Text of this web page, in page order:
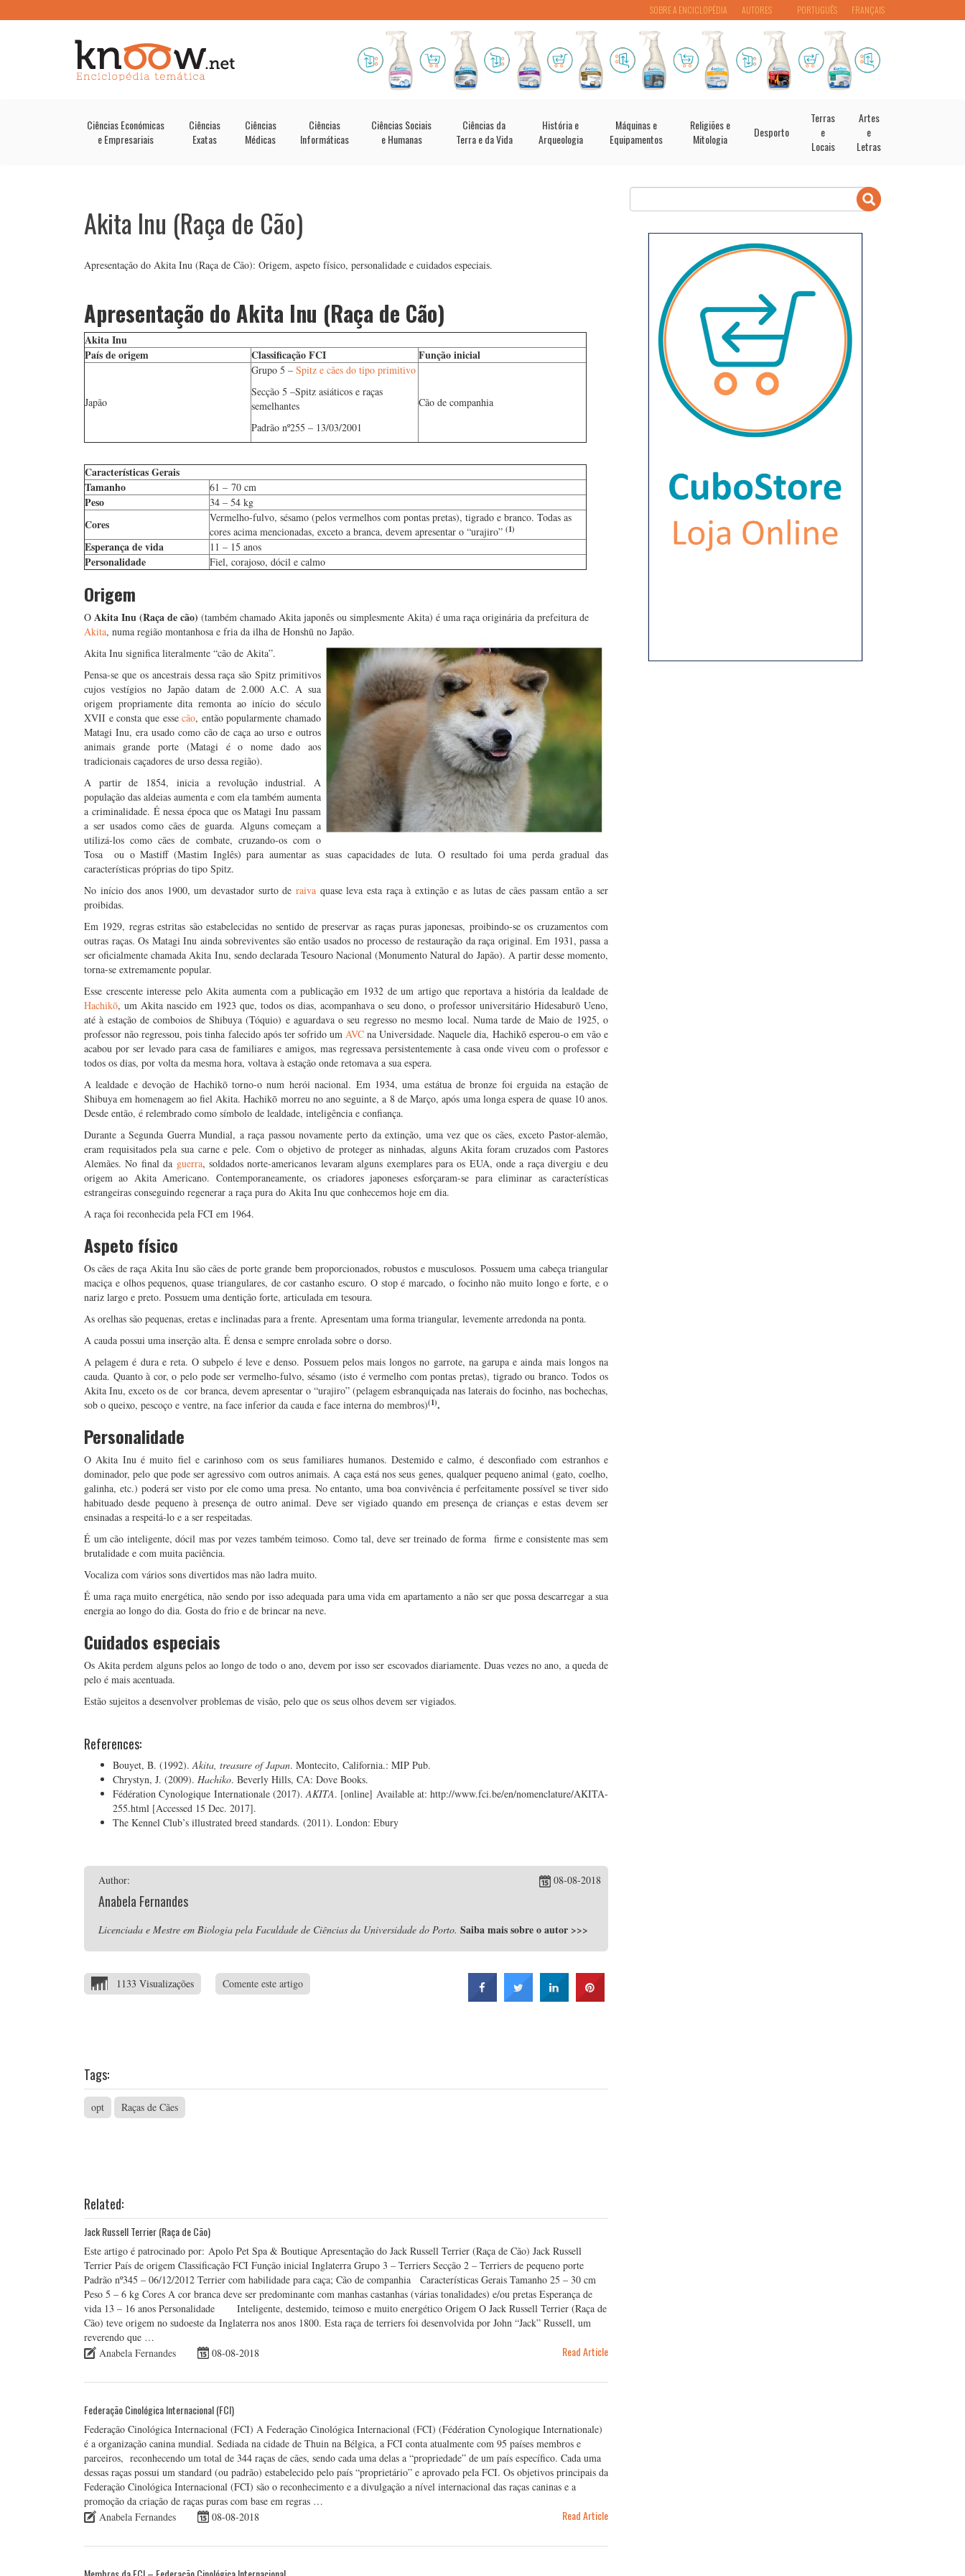
PORTUGUÊS FRANÇAIS
SOBRE A ENCICLOPÉDIA AUTORES
Ciências Económicas
e Empresariais
Ciências
Exatas
Ciências
Médicas
Ciências
Informáticas
Ciências Sociais
e Humanas
Ciências da
Terra e da Vida
História e
Arqueologia
Máquinas e
Equipamentos
Religiões e
Mitologia
Desporto
Terras
e
Locais
Artes
e
Letras
Akita Inu (Raça de Cão)
Apresentação do Akita Inu (Raça de Cão): Origem, aspeto físico, personalidade e cuidados especiais.
Apresentação do Akita Inu (Raça de Cão)
Akita Inu
País de origem
Classificação FCI Função inicial
Japão
Grupo 5 – Spitz e cães do tipo primitivo
Secção 5 –Spitz asiáticos e raças
semelhantes
Padrão nº255 – 13/03/2001
Cão de companhia
Características Gerais
Tamanho
61 – 70 cm
Peso 34 – 54 kg
Cores
Vermelho-fulvo, sésamo (pelos vermelhos com pontas pretas), tigrado e branco. Todas as
cores acima mencionadas, exceto a branca, devem apresentar o “urajiro” (1)
Esperança de vida 11 – 15 anos
Personalidade Fiel, corajoso, dócil e calmo
Origem
O Akita Inu (Raça de cão) (também chamado Akita japonês ou simplesmente Akita) é uma raça originária da prefeitura de
Akita, numa região montanhosa e fria da ilha de Honshū no Japão.
Akita Inu significa literalmente “cão de Akita”.
Pensa-se que os ancestrais dessa raça são Spitz primitivos
cujos vestígios no Japão datam de 2.000 A.C. A sua
origem propriamente dita remonta ao início do século
XVII e consta que essecão, então popularmente chamado
Matagi Inu, era usado como cão de caça ao urso e outros
animais grande porte (Matagi é o nome dado aos
tradicionais caçadores de urso dessa região).
A partir de 1854, inicia a revolução industrial. A
população das aldeias aumenta e com ela também aumenta
a criminalidade. É nessa época que os Matagi Inu passam
a ser usados como cães de guarda. Alguns começam a
utilizá-los como cães de combate, cruzando-os com o
Tosa ou o Mastiff (Mastim Inglês) para aumentar as suas capacidades de luta. O resultado foi uma perda gradual das
características próprias do tipo Spitz.
No início dos anos 1900, um devastador surto de raiva quase leva esta raça à extinção e as lutas de cães passam então a ser
proibidas.
Em 1929, regras estritas são estabelecidas no sentido de preservar as raças puras japonesas, proibindo-se os cruzamentos com
outras raças. Os Matagi Inu ainda sobreviventes são então usados no processo de restauração da raça original. Em 1931, passa a
ser oficialmente chamada Akita Inu, sendo declarada Tesouro Nacional (Monumento Natural do Japão). A partir desse momento,
torna-se extremamente popular.
Esse crescente interesse pelo Akita aumenta com a publicação em 1932 de um artigo que reportava a história da lealdade de
Hachikō, um Akita nascido em 1923 que, todos os dias, acompanhava o seu dono, o professor universitário Hidesaburō Ueno,
até à estação de comboios de Shibuya (Tóquio) e aguardava o seu regresso no mesmo local. Numa tarde de Maio de 1925, o
professor não regressou, pois tinha falecido após ter sofrido umAVC na Universidade. Naquele dia, Hachikō esperou-o em vão e
acabou por ser levado para casa de familiares e amigos, mas regressava persistentemente à casa onde viveu com o professor e
todos os dias, por volta da mesma hora, voltava à estação onde retomava a sua espera.
A lealdade e devoção de Hachikō torno-o num herói nacional. Em 1934, uma estátua de bronze foi erguida na estação de
Shibuya em homenagem ao fiel Akita. Hachikō morreu no ano seguinte, a 8 de Março, após uma longa espera de quase 10 anos.
Desde então, é relembrado como símbolo de lealdade, inteligência e confiança.
Durante a Segunda Guerra Mundial, a raça passou novamente perto da extinção, uma vez que os cães, exceto Pastor-alemão,
eram requisitados pela sua carne e pele. Com o objetivo de proteger as ninhadas, alguns Akita foram cruzados com Pastores
Alemães. No final da guerra, soldados norte-americanos levaram alguns exemplares para os EUA, onde a raça divergiu e deu
origem ao Akita Americano. Contemporaneamente, os criadores japoneses esforçaram-se para eliminar as características
estrangeiras conseguindo regenerar a raça pura do Akita Inu que conhecemos hoje em dia.
A raça foi reconhecida pela FCI em 1964.
Aspeto físico
Os cães de raça Akita Inu são cães de porte grande bem proporcionados, robustos e musculosos. Possuem uma cabeça triangular
maciça e olhos pequenos, quase triangulares, de cor castanho escuro. O stop é marcado, o focinho não muito longo e forte, e o
nariz largo e preto. Possuem uma dentição forte, articulada em tesoura.
As orelhas são pequenas, eretas e inclinadas para a frente. Apresentam uma forma triangular, levemente arredonda na ponta.
A cauda possui uma inserção alta. É densa e sempre enrolada sobre o dorso.
A pelagem é dura e reta. O subpelo é leve e denso. Possuem pelos mais longos no garrote, na garupa e ainda mais longos na
cauda. Quanto à cor, o pelo pode ser vermelho-fulvo, sésamo (isto é vermelho com pontas pretas), tigrado ou branco. Todos os
Akita Inu, exceto os de cor branca, devem apresentar o “urajiro” (pelagem esbranquiçada nas laterais do focinho, nas bochechas,
sob o queixo, pescoço e ventre, na face inferior da cauda e face interna do membros)(1).
Personalidade
O Akita Inu é muito fiel e carinhoso com os seus familiares humanos. Destemido e calmo, é desconfiado com estranhos e
dominador, pelo que pode ser agressivo com outros animais. A caça está nos seus genes, qualquer pequeno animal (gato, coelho,
galinha, etc.) poderá ser visto por ele como uma presa. No entanto, uma boa convivência é perfeitamente possível se tiver sido
habituado desde pequeno à presença de outro animal. Deve ser vigiado quando em presença de crianças e estas devem ser
ensinadas a respeitá-lo e a ser respeitadas.
É um cão inteligente, dócil mas por vezes também teimoso. Como tal, deve ser treinado de forma firme e consistente mas sem
brutalidade e com muita paciência.
Vocaliza com vários sons divertidos mas não ladra muito.
É uma raça muito energética, não sendo por isso adequada para uma vida em apartamento a não ser que possa descarregar a sua
energia ao longo do dia. Gosta do frio e de brincar na neve.
Cuidados especiais
Os Akita perdem alguns pelos ao longo de todo o ano, devem por isso ser escovados diariamente. Duas vezes no ano, a queda de
pelo é mais acentuada.
Estão sujeitos a desenvolver problemas de visão, pelo que os seus olhos devem ser vigiados.
References:
Bouyet, B. (1992).Akita, treasure of Japan. Montecito, California.: MIP Pub.
Chrystyn, J. (2009). Hachiko. Beverly Hills, CA: Dove Books.
Fédération Cynologique Internationale (2017).AKITA. [online] Available at: http://www.fci.be/en/nomenclature/AKITA-
255.html [Accessed 15 Dec. 2017].
The Kennel Club’s illustrated breed standards. (2011). London: Ebury
Author:
Anabela Fernandes
08-08-2018
Licenciada e Mestre em Biologia pela Faculdade de Ciências da Universidade do Porto. Saiba mais sobre o autor >>>
1133 Visualizações Comente este artigo
Tags:
opt Raças de Cães
Related:
Jack Russell Terrier (Raça de Cão)
Este artigo é patrocinado por: Apolo Pet Spa & Boutique Apresentação do Jack Russell Terrier (Raça de Cão) Jack Russell
Terrier País de origem Classificação FCI Função inicial Inglaterra Grupo 3 – Terriers Secção 2 – Terriers de pequeno porte
Padrão nº345 – 06/12/2012 Terrier com habilidade para caça; Cão de companhia Características Gerais Tamanho 25 – 30 cm
Peso 5 – 6 kg Cores A cor branca deve ser predominante com manhas castanhas (várias tonalidades) e/ou pretas Esperança de
vida 13 – 16 anos Personalidade Inteligente, destemido, teimoso e muito energético Origem O Jack Russell Terrier (Raça de
Cão) teve origem no sudoeste da Inglaterra nos anos 1800. Esta raça de terriers foi desenvolvida por John “Jack” Russell, um
reverendo que …
Anabela Fernandes
08-08-2018 Read Article
Federação Cinológica Internacional (FCI)
Federação Cinológica Internacional (FCI) A Federação Cinológica Internacional (FCI) (Fédération Cynologique Internationale)
é a organização canina mundial. Sediada na cidade de Thuin na Bélgica, a FCI conta atualmente com 95 países membros e
parceiros, reconhecendo um total de 344 raças de cães, sendo cada uma delas a “propriedade” de um país específico. Cada uma
dessas raças possui um standard (ou padrão) estabelecido pelo país “proprietário” e aprovado pela FCI. Os objetivos principais da
Federação Cinológica Internacional (FCI) são o reconhecimento e a divulgação a nível internacional das raças caninas e a
promoção da criação de raças puras com base em regras …
Anabela Fernandes
08-08-2018 Read Article